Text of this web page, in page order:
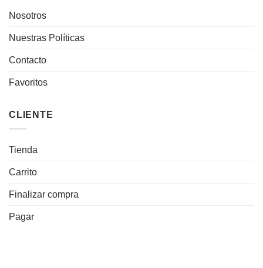
Nosotros
Nuestras Políticas
Contacto
Favoritos
CLIENTE
Tienda
Carrito
Finalizar compra
Pagar